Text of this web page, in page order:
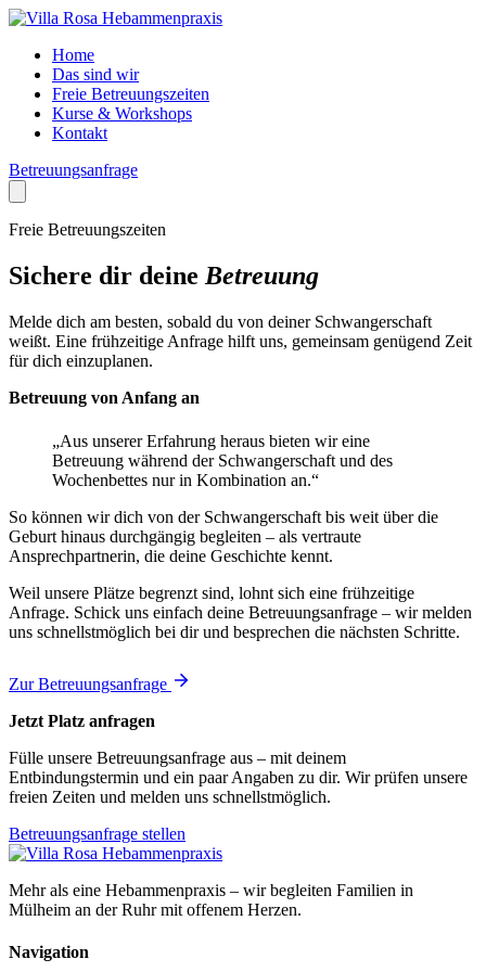
Home
Das sind wir
Freie Betreuungszeiten
Kurse & Workshops
Kontakt
Betreuungsanfrage
Freie Betreuungszeiten
Sichere dir deine Betreuung
Melde dich am besten, sobald du von deiner Schwangerschaft
weißt. Eine frühzeitige Anfrage hilft uns, gemeinsam genügend Zeit
für dich einzuplanen.
Betreuung von Anfang an
„Aus unserer Erfahrung heraus bieten wir eine
Betreuung während der Schwangerschaft und des
Wochenbettes nur in Kombination an.“
So können wir dich von der Schwangerschaft bis weit über die
Geburt hinaus durchgängig begleiten – als vertraute
Ansprechpartnerin, die deine Geschichte kennt.
Weil unsere Plätze begrenzt sind, lohnt sich eine frühzeitige
Anfrage. Schick uns einfach deine Betreuungsanfrage – wir melden
uns schnellstmöglich bei dir und besprechen die nächsten Schritte.
Zur Betreuungsanfrage
Jetzt Platz anfragen
Fülle unsere Betreuungsanfrage aus – mit deinem
Entbindungstermin und ein paar Angaben zu dir. Wir prüfen unsere
freien Zeiten und melden uns schnellstmöglich.
Betreuungsanfrage stellen
Mehr als eine Hebammenpraxis – wir begleiten Familien in
Mülheim an der Ruhr mit offenem Herzen.
Navigation